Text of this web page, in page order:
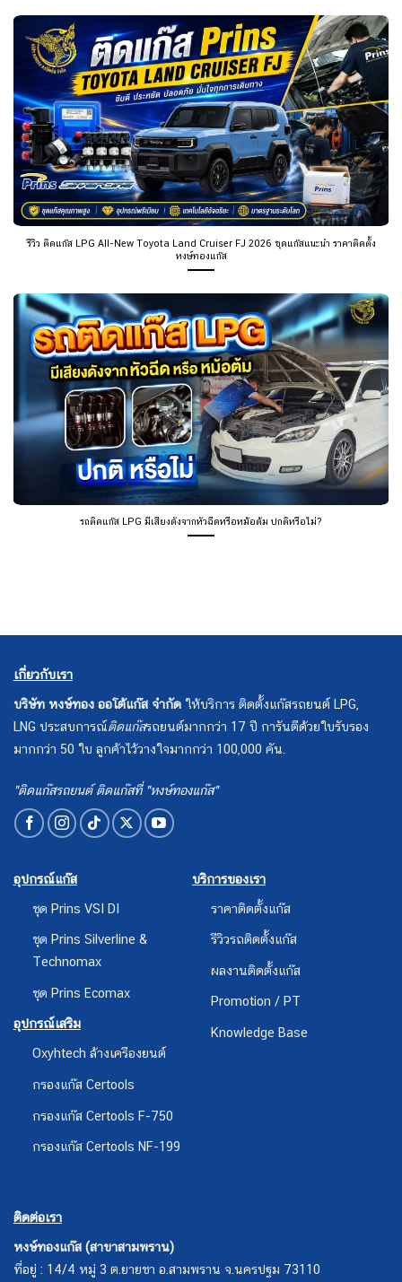
รีวิว ติดแก๊ส LPG All-New Toyota Land Cruiser FJ 2026 ชุดแก๊สแนะนำ ราคาติดตั้ง
หงษ์ทองแก๊ส
รถติดแก๊ส LPG มีเสียงดังจากหัวฉีดหรือหม้อต้ม ปกติหรือไม่?
เกี่ยวกับเรา
บริษัท หงษ์ทอง ออโต้แก๊ส จำกัด ให้บริการ ติดตั้งแก๊สรถยนต์ LPG,
LNG ประสบการณ์ติดแก๊สรถยนต์มากกว่า 17 ปี การันตีด้วยใบรับรอง
มากกว่า 50 ใบ ลูกค้าไว้วางใจมากกว่า 100,000 คัน.
"ติดแก๊สรถยนต์ ติดแก๊สที่ "หงษ์ทองแก๊ส"
อุปกรณ์แก๊ส
ชุด Prins VSI DI
ชุด Prins Silverline &
Technomax
ชุด Prins Ecomax
อุปกรณ์เสริม
Oxyhtech ล้างเครืองยนต์
กรองแก๊ส Certools
กรองแก๊ส Certools F-750
กรองแก๊ส Certools NF-199
บริการของเรา
ราคาติดตั้งแก๊ส
รีวิวรถติดตั้งแก๊ส
ผลงานติดตั้งแก๊ส
Promotion / PT
Knowledge Base
ติดต่อเรา
หงษ์ทองแก๊ส (สาขาสามพราน)
ที่อยู่ : 14/4 หมู่ 3 ต.ยายชา อ.สามพราน จ.นครปฐม 73110